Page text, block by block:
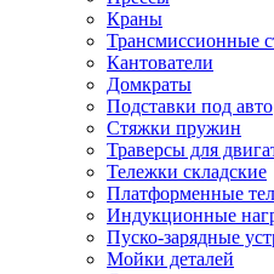
Краны
Трансмиссионные
Кантователи
Домкраты
Подставки под авто
Стяжки пружин
Траверсы для
Тележки складские
Платформенные
Индукционные
Пуско-зарядные
Мойки деталей